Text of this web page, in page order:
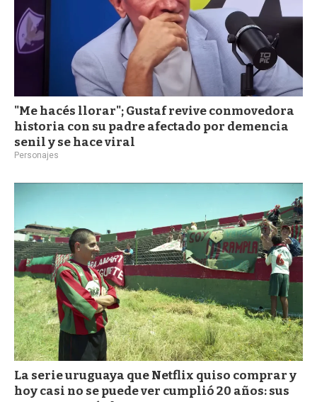
"Me hacés llorar"; Gustaf revive conmovedora
historia con su padre afectado por demencia
senil y se hace viral
Personajes
La serie uruguaya que Netflix quiso comprar y
hoy casi no se puede ver cumplió 20 años: sus